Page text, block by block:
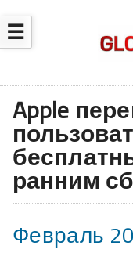
☰
Apple
ранним
Февраль 20